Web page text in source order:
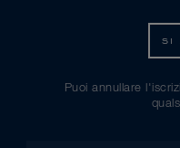
SI
Puoi annullare